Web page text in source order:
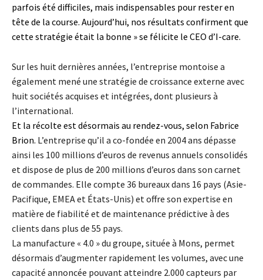
parfois été difficiles, mais indispensables pour rester en
tête de la course. Aujourd’hui, nos résultats confirment que
cette stratégie était la bonne » se félicite le CEO d’I-care.
Sur les huit dernières années, l’entreprise montoise a
également mené une stratégie de croissance externe avec
huit sociétés acquises et intégrées, dont plusieurs à
l’international.
Et la récolte est désormais au rendez-vous, selon Fabrice
Brion. L’entreprise qu’il a co-fondée en 2004 ans dépasse
ainsi les 100 millions d’euros de revenus annuels consolidés
et dispose de plus de 200 millions d’euros dans son carnet
de commandes. Elle compte 36 bureaux dans 16 pays (Asie-
Pacifique, EMEA et États-Unis) et offre son expertise en
matière de fiabilité et de maintenance prédictive à des
clients dans plus de 55 pays.
La manufacture « 4.0 » du groupe, située à Mons, permet
désormais d’augmenter rapidement les volumes, avec une
capacité annoncée pouvant atteindre 2.000 capteurs par